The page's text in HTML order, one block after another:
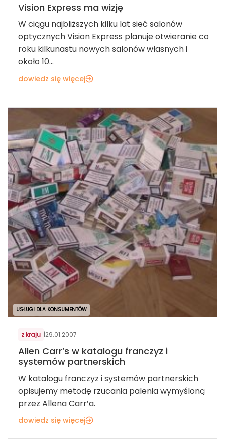
Vision Express ma wizję
W ciągu najbliższych kilku lat sieć salonów
optycznych Vision Express planuje otwieranie co
roku kilkunastu nowych salonów własnych i
około 10...
dowiedz się więcej
USŁUGI DLA KONSUMENTÓW
z kraju |29.01.2007
Allen Carr’s w katalogu franczyz i
systemów partnerskich
W katalogu franczyz i systemów partnerskich
opisujemy metodę rzucania palenia wymyśloną
przez Allena Carr’a.
dowiedz się więcej
USŁUGI DLA KONSUMENTÓW